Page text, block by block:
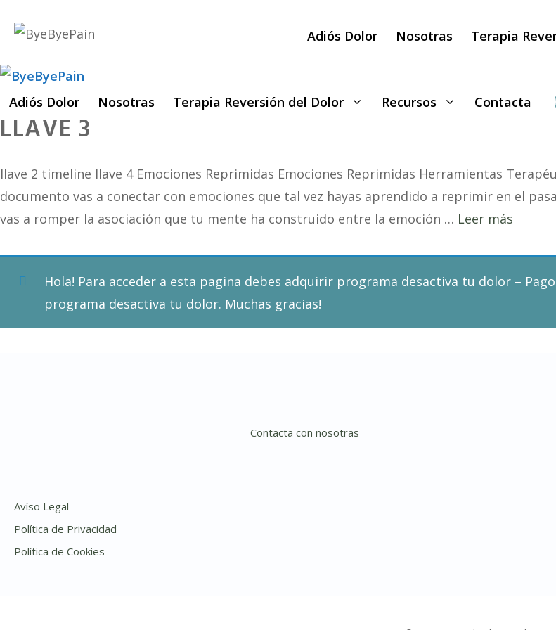
Adiós Dolor Nosotras Terapia
Adiós Dolor Nosotras Terapia Reversión del Dolor Recursos Contacta
LLAVE 3
llave 2 timeline llave 4 Emociones Reprimidas Emociones Reprimidas Herramientas
documento vas a conectar con emociones que tal vez hayas aprendido a reprimir en el
vas a romper la asociación que tu mente ha construido entre la emoción … Leer más
Hola! Para acceder a esta pagina debes adquirir programa desactiva tu dolor –
programa desactiva tu dolor. Muchas gracias!
Avíso Legal
Política de Privacidad
Política de Cookies
Contacta con nosotras